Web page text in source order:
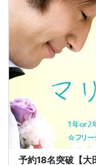
予約18名突破【